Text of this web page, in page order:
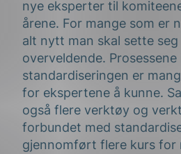
nye eksperter til
årene. For mange som er
alt nytt man skal sette
overveldende.
standardiseringen er
for ekspertene å kunne.
også flere verktøy og
forbundet med
gjennomført flere kurs for